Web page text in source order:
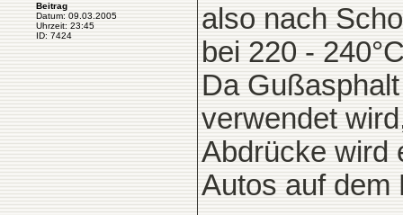
Beitrag
Datum: 09.03.2005
Uhrzeit: 23:45
ID: 7424
also nach
bei 220 -
Da
verwendet
Abdrücke wird
Autos auf